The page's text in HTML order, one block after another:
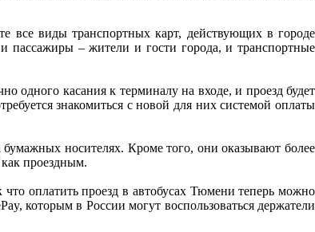
все виды транспортных карт, действующих в городе
пассажиры – жители и гости города, и транспортные
одного касания к терминалу на входе, и проезд будет
знакомиться с новой для них системой оплаты
носителях. Кроме того, они оказывают более
проездным.
оплатить проезд в автобусах Тюмени теперь можно
которым в России могут воспользоваться держатели